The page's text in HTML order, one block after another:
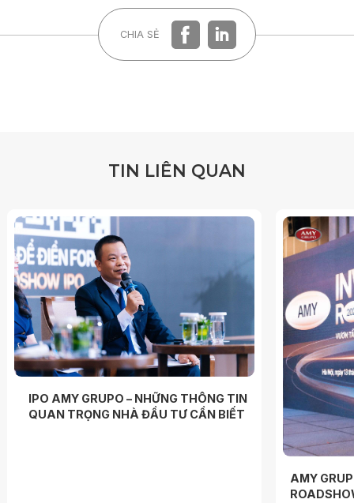
CHIA SẺ
TIN LIÊN QUAN
IPO AMY GRUPO – NHỮNG THÔNG TIN
QUAN TRỌNG NHÀ ĐẦU TƯ CẦN BIẾT
AMY